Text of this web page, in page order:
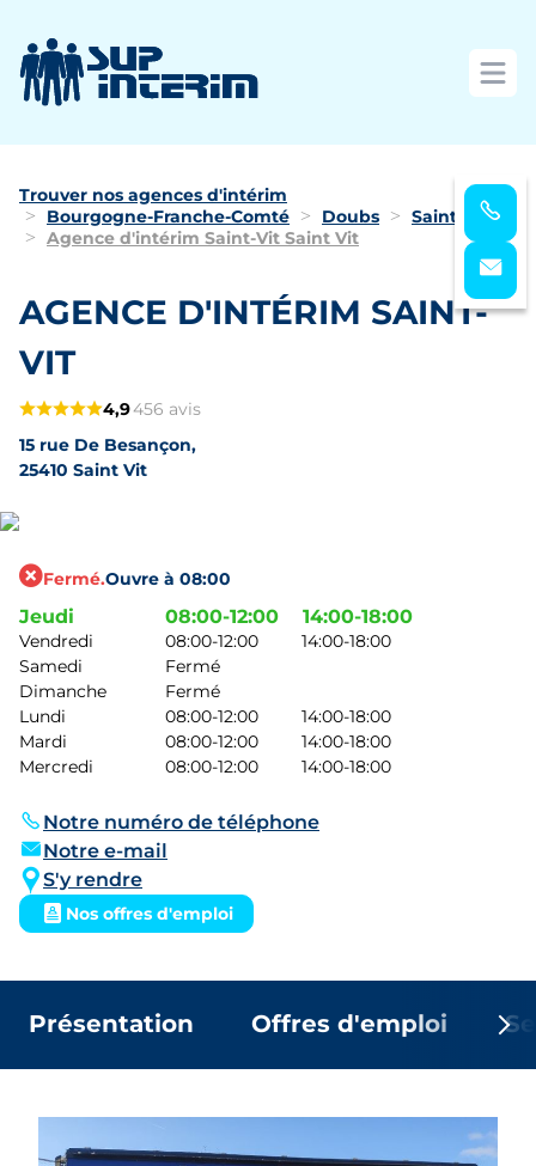
Trouver nos agences d'intérim
Bourgogne-Franche-Comté
Doubs
Saint-Vit
Agence d'intérim Saint-Vit Saint Vit
AGENCE D'INTÉRIM SAINT-
VIT
4,9456 avis
15 rue De Besançon,
25410 Saint Vit
Fermé.Ouvre à 08:00
Jeudi 08:00-12:00 14:00-18:00
Vendredi 08:00-12:00
14:00-18:00
Samedi
Fermé
Dimanche
Fermé
Lundi
08:00-12:00
14:00-18:00
Mardi
08:00-12:00
14:00-18:00
Mercredi
08:00-12:00 14:00-18:00
Notre numéro de téléphone
Notre e-mail
S'y rendre
Nos offres d'emploi
Présentation Offres d'emploi